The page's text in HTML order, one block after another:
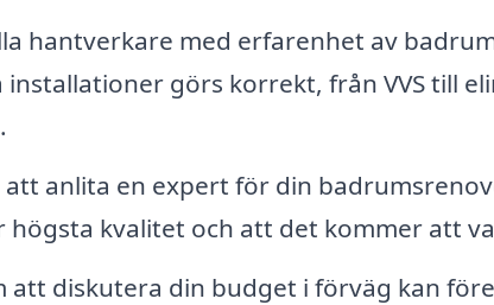
hantverkare med erfarenhet av
installationer görs korrekt, från VVS till
att anlita en expert för din
högsta kvalitet och att det kommer att
att diskutera din budget i förväg kan